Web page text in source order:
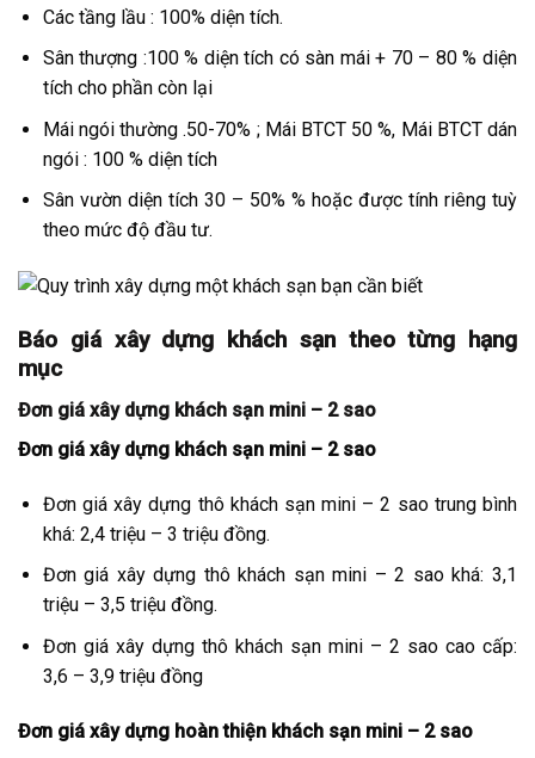
Các tầng lầu : 100% diện tích.
Sân thượng :100 % diện tích có sàn mái + 70 – 80 % diện
tích cho phần còn lại
Mái ngói thường .50-70% ; Mái BTCT 50 %, Mái BTCT dán
ngói : 100 % diện tích
Sân vườn diện tích 30 – 50% % hoặc được tính riêng tuỳ
theo mức độ đầu tư.
Báo giá xây dựng khách sạn theo từng hạng
mục
Đơn giá xây dựng khách sạn mini – 2 sao
Đơn giá xây dựng khách sạn mini – 2 sao
Đơn giá xây dựng thô khách sạn mini – 2 sao trung bình
khá: 2,4 triệu – 3 triệu đồng.
Đơn giá xây dựng thô khách sạn mini – 2 sao khá: 3,1
triệu – 3,5 triệu đồng.
Đơn giá xây dựng thô khách sạn mini – 2 sao cao cấp:
3,6 – 3,9 triệu đồng
Đơn giá xây dựng hoàn thiện khách sạn mini – 2 sao